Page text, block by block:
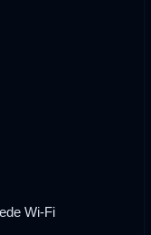
Wi-Fi